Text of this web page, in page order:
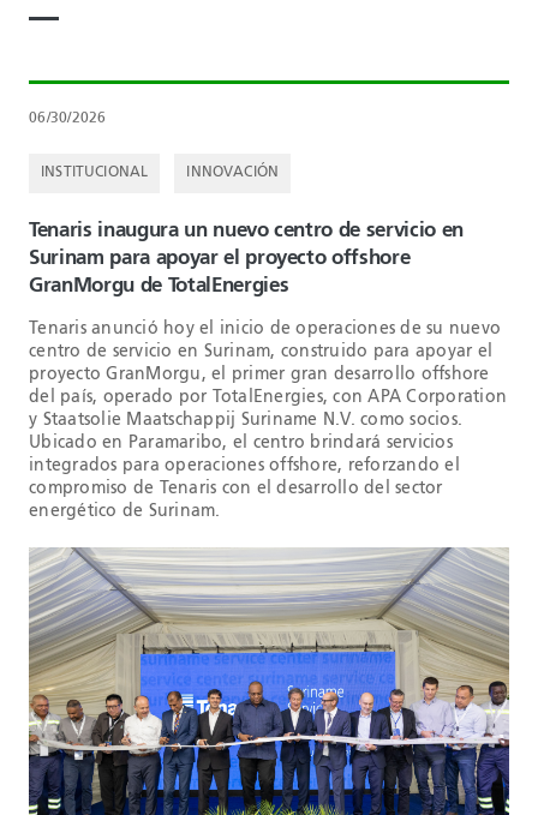
06/30/2026
INSTITUCIONAL INNOVACIÓN
Tenaris inaugura un nuevo centro de servicio en
Surinam para apoyar el proyecto offshore
GranMorgu de TotalEnergies
Tenaris anunció hoy el inicio de operaciones de su nuevo
centro de servicio en Surinam, construido para apoyar el
proyecto GranMorgu, el primer gran desarrollo offshore
del país, operado por TotalEnergies, con APA Corporation
y Staatsolie Maatschappij Suriname N.V. como socios.
Ubicado en Paramaribo, el centro brindará servicios
integrados para operaciones offshore, reforzando el
compromiso de Tenaris con el desarrollo del sector
energético de Surinam.